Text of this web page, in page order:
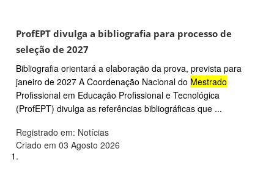
ProfEPT divulga a bibliografia para processo de
seleção de 2027
Bibliografia orientará a elaboração da prova, prevista para
janeiro de 2027 A Coordenação Nacional do Mestrado
Profissional em Educação Profissional e Tecnológica
(ProfEPT) divulga as referências bibliográficas que ...
Registrado em: Notícias
Criado em 03 Agosto 2026
1.